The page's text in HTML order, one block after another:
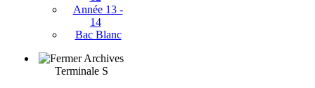
Année 13 -
14
Bac Blanc
Archives
Terminale S